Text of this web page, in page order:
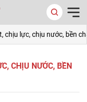
chịu lực, chịu nước, bền
CHỊU NƯỚC, BỀN